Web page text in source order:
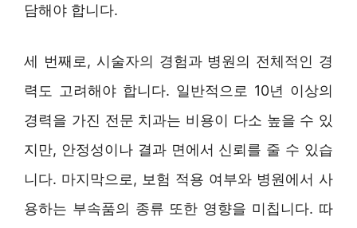
담해야 합니다.
세 번째로, 시술자의 경험과 병원의 전체적인 경
력도 고려해야 합니다. 일반적으로 10년 이상의
경력을 가진 전문 치과는 비용이 다소 높을 수 있
지만, 안정성이나 결과 면에서 신뢰를 줄 수 있습
니다. 마지막으로, 보험 적용 여부와 병원에서 사
용하는 부속품의 종류 또한 영향을 미칩니다. 따